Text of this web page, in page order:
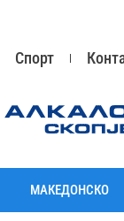
Спорт
МАКЕДОНСКО